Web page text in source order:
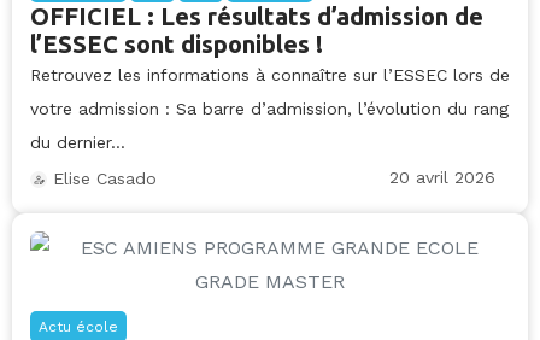
OFFICIEL : Les résultats d’admission de
l’ESSEC sont disponibles !
Retrouvez les informations à connaître sur l’ESSEC lors de
votre admission : Sa barre d’admission, l’évolution du rang
du dernier...
Elise Casado
20 avril 2026
Actu école